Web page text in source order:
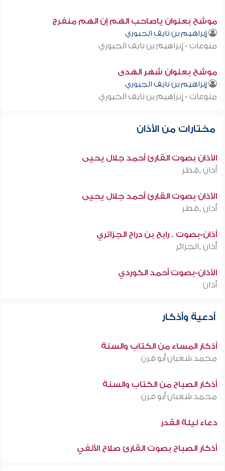
موشح بعنوان ياصاحب الهم إن الهم منفرج
إبراهيم بن نايف الجبوري
منوعات - إبراهيم بن نايف الجبوري
موشح بعنوان شهر الهدى
إبراهيم بن نايف الجبوري
منوعات - إبراهيم بن نايف الجبوري
مختارات من الأذان
الأذان بصوت القارئ أحمد جلال يحيى
أذان ,قطر
الأذان بصوت القارئ أحمد جلال يحيى
أذان ,قطر
أذان-بصوت . رابح بن دراح الجزائري
أذان ,الجزائر
الأذان-بصوت أحمد الكوردي
أذان
أدعية وأذكار
أذكار المساء من الكتاب والسنة
محمد شعبان أبو قرن
أذكار الصباح من الكتاب والسنة
محمد شعبان أبو قرن
دعاء ليلة القدر
أذكار الصباح بصوت القارئ صلاح الألفي